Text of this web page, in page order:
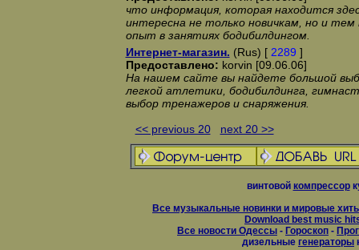
что информация, которая находится
интересна не только новичкам, но и
опыт в занятиях бодибилдингом.
Интернет-магазин. (Rus) [ 2289 ]
Предоставлено: korvin [09.06.06]
На нашем сайте вы найдете большой
легкой атлетики, бодибилдинга,
выбор тренажеров и снаряжения.
<< previous 20
next 20 >>
винтовой компрессор
Все музыкальные новинки и мировые
Download best music
Все новости Одессы - Гороскоп -
дизельные генераторы